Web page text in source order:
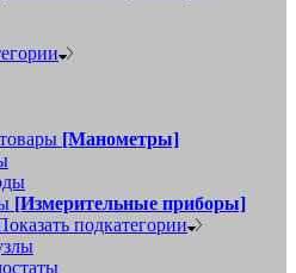
[Манометры]
[Измерительные приборы]
подкатегории